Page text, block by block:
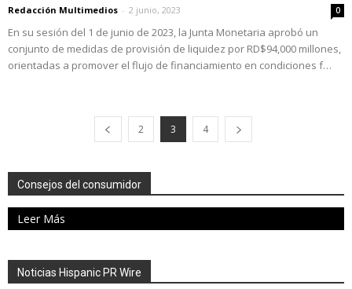
Redacción Multimedios - 2 junio, 2023 0
En su sesión del 1 de junio de 2023, la Junta Monetaria aprobó un
conjunto de medidas de provisión de liquidez por RD$94,000 millones,
orientadas a promover el flujo de financiamiento en condiciones f…
2 3 4
Consejos del consumidor
Leer Más
Noticias Hispanic PR Wire